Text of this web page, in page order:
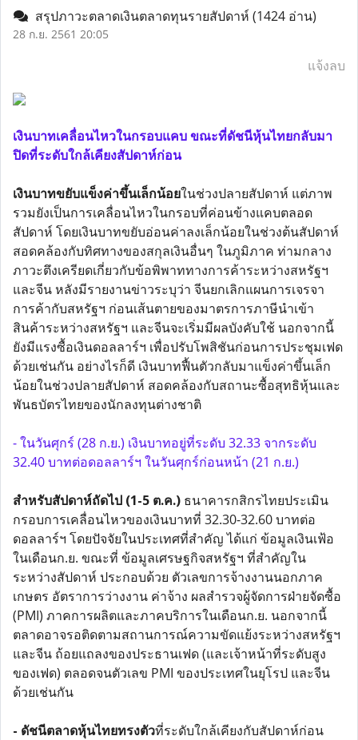
สรุปภาวะตลาดเงินตลาดทุนรายสัปดาห์ (1424 อ่าน)
28 ก.ย. 2561 20:05
แจ้งลบ
เงินบาทเคลื่อนไหวในกรอบแคบ ขณะที่ดัชนีหุ้นไทยกลับมา
ปิดที่ระดับใกล้เคียงสัปดาห์ก่อน
เงินบาทขยับแข็งค่าขึ้นเล็กน้อยในช่วงปลายสัปดาห์ แต่ภาพ
รวมยังเป็นการเคลื่อนไหวในกรอบที่ค่อนข้างแคบตลอด
สัปดาห์ โดยเงินบาทขยับอ่อนค่าลงเล็กน้อยในช่วงต้นสัปดาห์
สอดคล้องกับทิศทางของสกุลเงินอื่นๆ ในภูมิภาค ท่ามกลาง
ภาวะตึงเครียดเกี่ยวกับข้อพิพาททางการค้าระหว่างสหรัฐฯ
และจีน หลังมีรายงานข่าวระบุว่า จีนยกเลิกแผนการเจรจา
การค้ากับสหรัฐฯ ก่อนเส้นตายของมาตรการภาษีนำเข้า
สินค้าระหว่างสหรัฐฯ และจีนจะเริ่มมีผลบังคับใช้ นอกจากนี้
ยังมีแรงซื้อเงินดอลลาร์ฯ เพื่อปรับโพสิชันก่อนการประชุมเฟด
ด้วยเช่นกัน อย่างไรก็ดี เงินบาทฟื้นตัวกลับมาแข็งค่าขึ้นเล็ก
น้อยในช่วงปลายสัปดาห์ สอดคล้องกับสถานะซื้อสุทธิหุ้นและ
พันธบัตรไทยของนักลงทุนต่างชาติ
- ในวันศุกร์ (28 ก.ย.) เงินบาทอยู่ที่ระดับ 32.33 จากระดับ
32.40 บาทต่อดอลลาร์ฯ ในวันศุกร์ก่อนหน้า (21 ก.ย.)
สำหรับสัปดาห์ถัดไป (1-5 ต.ค.) ธนาคารกสิกรไทยประเมิน
กรอบการเคลื่อนไหวของเงินบาทที่ 32.30-32.60 บาทต่อ
ดอลลาร์ฯ โดยปัจจัยในประเทศที่สำคัญ ได้แก่ ข้อมูลเงินเฟ้อ
ในเดือนก.ย. ขณะที่ ข้อมูลเศรษฐกิจสหรัฐฯ ที่สำคัญใน
ระหว่างสัปดาห์ ประกอบด้วย ตัวเลขการจ้างงานนอกภาค
เกษตร อัตราการว่างงาน ค่าจ้าง ผลสำรวจผู้จัดการฝ่ายจัดซื้อ
(PMI) ภาคการผลิตและภาคบริการในเดือนก.ย. นอกจากนี้
ตลาดอาจรอติดตามสถานการณ์ความขัดแย้งระหว่างสหรัฐฯ
และจีน ถ้อยแถลงของประธานเฟด (และเจ้าหน้าที่ระดับสูง
ของเฟด) ตลอดจนตัวเลข PMI ของประเทศในยุโรป และจีน
ด้วยเช่นกัน
- ดัชนีตลาดหุ้นไทยทรงตัวที่ระดับใกล้เคียงกับสัปดาห์ก่อน